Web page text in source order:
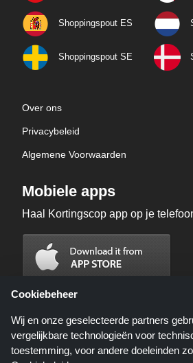
Shoppingspout ES
Shoppingspout SE
Over ons
Privacybeleid
Algemene Voorwaarden
Mobiele apps
Haal Kortingscop app op je
Cookiebeheer
Wij en onze geselecteerde partners
vergelijkbare technologieën voor
toestemming, voor andere doeleinden